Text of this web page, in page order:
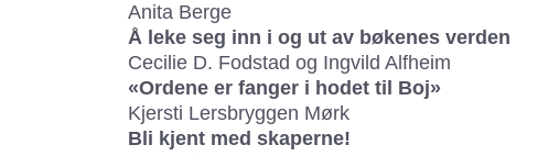
Anita Berge
Å leke seg inn i og ut av bøkenes verden
Cecilie D. Fodstad og Ingvild Alfheim
«Ordene er fanger i hodet til Boj»
Kjersti Lersbryggen Mørk
Bli kjent med skaperne!